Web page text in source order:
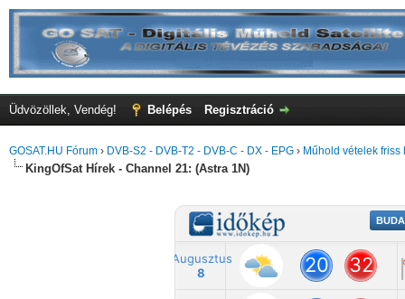
Üdvözöllek, Vendég! Belépés Regisztráció
GOSAT.HU Fórum › DVB-S2 - DVB-T2 - DVB-C - DX - EPG › Műhold vételek friss
KingOfSat Hírek - Channel 21: (Astra 1N)